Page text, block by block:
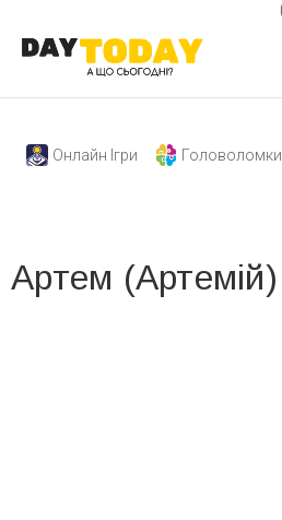
Онлайн Ігри Головоломки
Артем (Артемій)